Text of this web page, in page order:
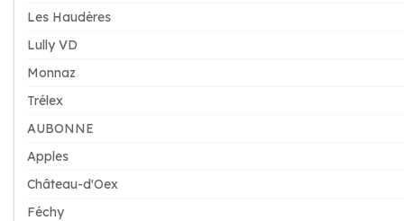
Les Haudères
Lully VD
Monnaz
Trélex
AUBONNE
Apples
Château-d'Oex
Féchy